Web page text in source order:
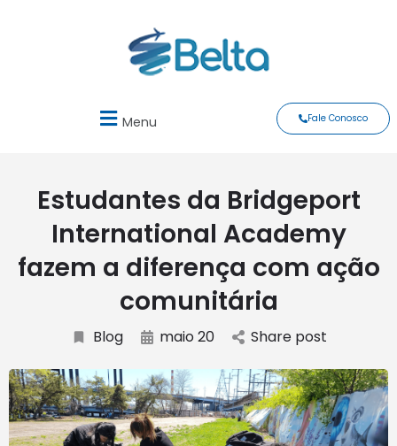
Menu Fale Conosco
Estudantes da Bridgeport
International Academy
fazem a diferença com ação
comunitária
Blog maio 20 Share post